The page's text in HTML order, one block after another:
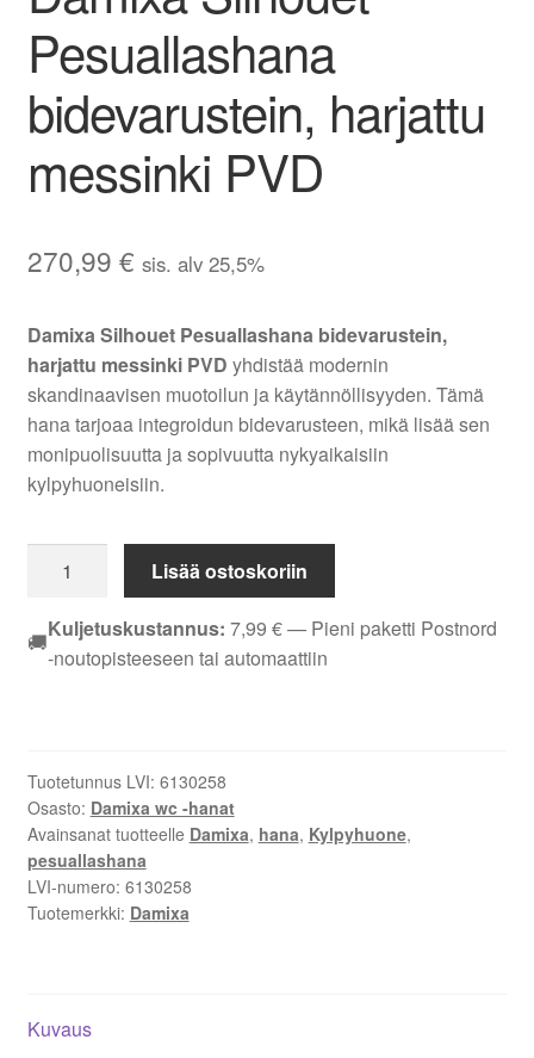
Pesuallashana
bidevarustein, harjattu
messinki PVD
270,99 € sis. alv 25,5%
Damixa Silhouet Pesuallashana bidevarustein,
harjattu messinki PVD yhdistää modernin
skandinaavisen muotoilun ja käytännöllisyyden. Tämä
hana tarjoaa integroidun bidevarusteen, mikä lisää sen
monipuolisuutta ja sopivuutta nykyaikaisiin
kylpyhuoneisiin.
Silhouet
Pesuallashana
bidevarustein,
Lisää ostoskoriin
🚚Kuljetuskustannus: 7,99 €— Pieni paketti Postnord
-noutopisteeseen tai automaattiin
Tuotetunnus LVI: 6130258
Osasto: Damixa wc -hanat
Avainsanat tuotteelle Damixa, hana, Kylpyhuone,
pesuallashana
LVI-numero: 6130258
Tuotemerkki: Damixa
Kuvaus